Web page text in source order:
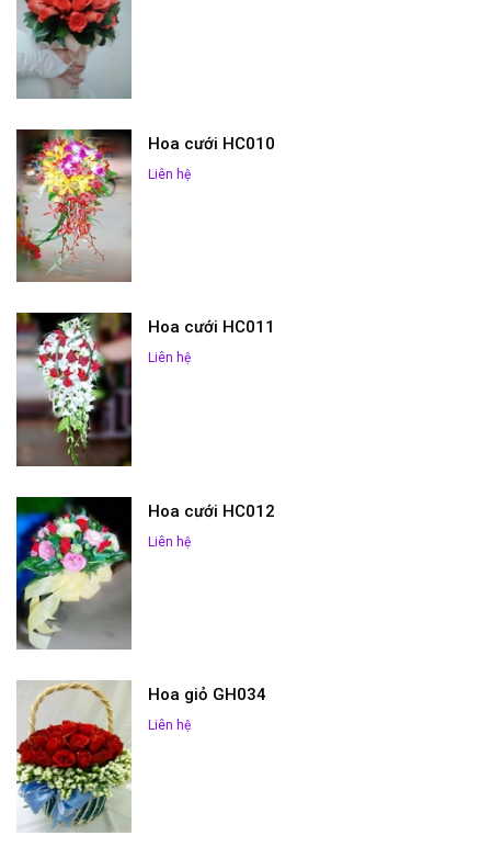
Hoa cưới HC010
Liên hệ
Hoa cưới HC011
Liên hệ
Hoa cưới HC012
Liên hệ
Hoa giỏ GH034
Liên hệ